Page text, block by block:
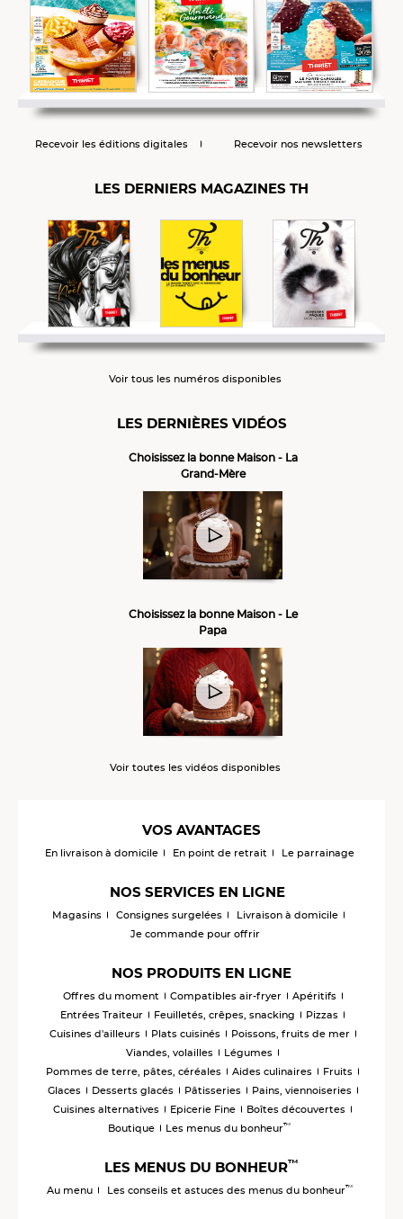
Recevoir les éditions digitales Recevoir nos newsletters
LES DERNIERS MAGAZINES TH
Voir tous les numéros disponibles
LES DERNIÈRES VIDÉOS
Choisissez la bonne Maison - La
Grand-Mère
Choisissez la bonne Maison - Le
Papa
Voir toutes les vidéos disponibles
VOS AVANTAGES
En livraison à domicile En point de retrait Le parrainage
NOS SERVICES EN LIGNE
Magasins Consignes surgelées
Livraison à domicile
Je commande pour offrir
NOS PRODUITS EN LIGNE
Offres du moment Compatibles air-fryer
Apéritifs
Entrées Traiteur
Feuilletés, crêpes, snacking
Pizzas
Cuisines d'ailleurs
Plats cuisinés
Poissons, fruits de mer
Viandes, volailles
Légumes
Pommes de terre, pâtes, céréales
Aides culinaires
Fruits
Glaces
Desserts glacés Pâtisseries
Pains, viennoiseries
Cuisines alternatives
Epicerie Fine
Boîtes découvertes
Boutique
Les menus du bonheur™
LES MENUS DU BONHEUR™
Au menu Les conseils et astuces des menus du bonheur™